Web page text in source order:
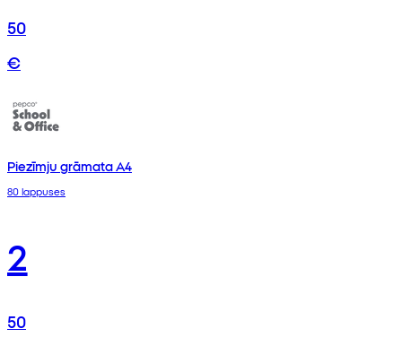
50
€
Piezīmju grāmata A4
80 lappuses
2
50